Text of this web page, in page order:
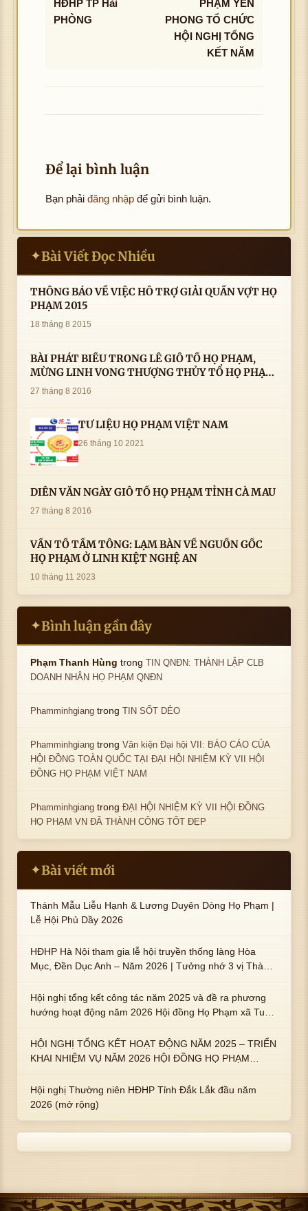
HĐHP TP Hải
PHÒNG
PHẠM YÊN
PHONG TỔ CHỨC
HỘI NGHỊ TỔNG
KẾT NĂM
Để lại bình luận
Bạn phải đăng nhập để gửi bình luận.
✦Bài Viết Đọc Nhiều
THÔNG BÁO VỀ VIỆC HỖ TRỢ GIẢI QUẦN VỢT HỌ
PHẠM 2015
18 tháng 8 2015
BÀI PHÁT BIỂU TRONG LÊ GIỖ TỔ HỌ PHẠM,
MỪNG LINH VONG THƯỢNG THỦY TỔ HỌ PHẠM
AN VỊ TAI CÀ MAU- ( 22/8/2016) CỦA LS.TS.NV.
27 tháng 8 2016
TƯ LIỆU HỌ PHẠM VIỆT NAM
26 tháng 10 2021
DIỄN VĂN NGÀY GIỖ TỔ HỌ PHẠM TỈNH CÀ MAU
27 tháng 8 2016
VẤN TỔ TẦM TÔNG: LẠM BÀN VỀ NGUỒN GỐC
HỌ PHẠM Ở LINH KIỆT NGHỆ AN
10 tháng 11 2023
✦Bình luận gần đây
Phạm Thanh Hùng trongTIN QNĐN: THÀNH LẬP CLB
DOANH NHÂN HỌ PHẠM QNĐN
Phamminhgiang trongTIN SỐT DẺO
Phamminhgiang trongVăn kiện Đại hội VII: BÁO CÁO CỦA
HỘI ĐỒNG TOÀN QUỐC TẠI ĐẠI HỘI NHIỆM KỲ VII HỘI
ĐỒNG HỌ PHẠM VIỆT NAM
Phamminhgiang trongĐẠI HỘI NHIỆM KỲ VII HỘI ĐỒNG
HỌ PHẠM VN ĐÃ THÀNH CÔNG TỐT ĐẸP
✦Bài viết mới
Thánh Mẫu Liễu Hạnh & Lương Duyên Dòng Họ Phạm |
Lễ Hội Phủ Dầy 2026
HĐHP Hà Nội tham gia lễ hội truyền thống làng Hòa
Mục, Đền Dục Anh – Năm 2026 | Tưởng nhớ 3 vị Thành
trai : ngài Phạm Huy, Phạm Miện
Hội nghị tổng kết công tác năm 2025 và đề ra phương
hướng hoạt động năm 2026 Hội đồng Họ Phạm xã Tuy
HỘI NGHỊ TỔNG KẾT HOẠT ĐỘNG NĂM 2025 – TRIỂN
KHAI NHIỆM VỤ NĂM 2026 HỘI ĐỒNG HỌ PHẠM
Hội nghị Thường niên HĐHP Tỉnh Đắk Lắk đầu năm
2026 (mở rộng)